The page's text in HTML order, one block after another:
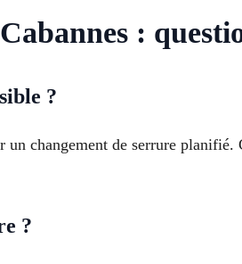
:
?
changement de serrure planifié.
?